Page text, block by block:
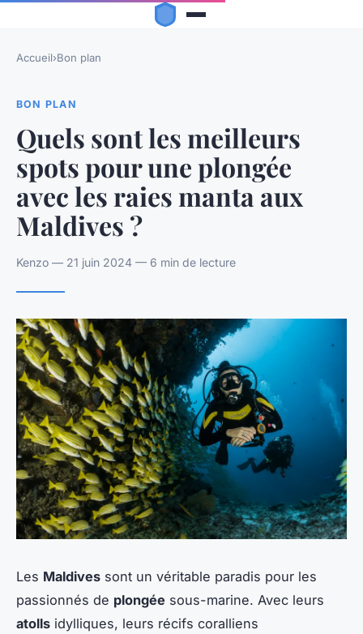
Accueil›Bon plan
BON PLAN
Quels sont les meilleurs
spots pour une plongée
avec les raies manta aux
Maldives ?
Kenzo — 21 juin 2024 — 6 min de lecture
Les Maldives sont un véritable paradis pour les
passionnés de plongée sous-marine. Avec leurs
atolls idylliques, leurs récifs coralliens